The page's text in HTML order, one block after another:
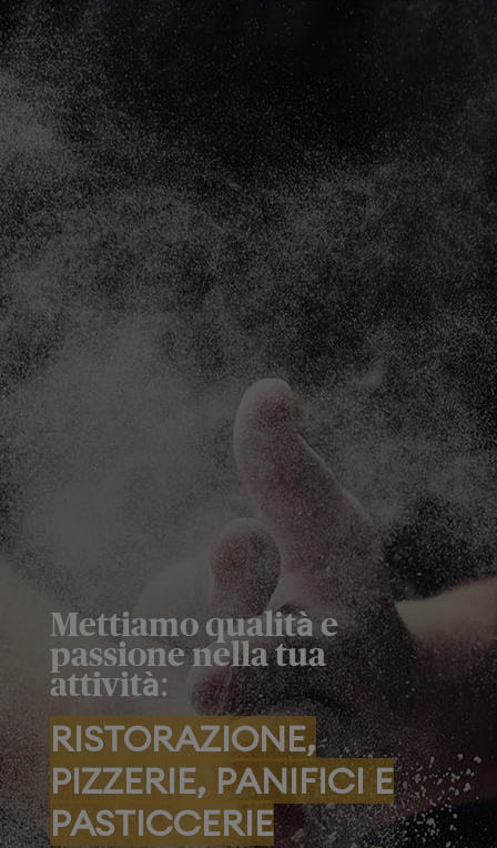
Mettiamo qualità e
passione nella tua
attività:
RISTORAZIONE,
PIZZERIE, PANIFICI E
PASTICCERIE
Pasticceria